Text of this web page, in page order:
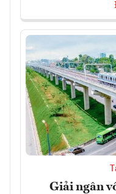
Giải ngân